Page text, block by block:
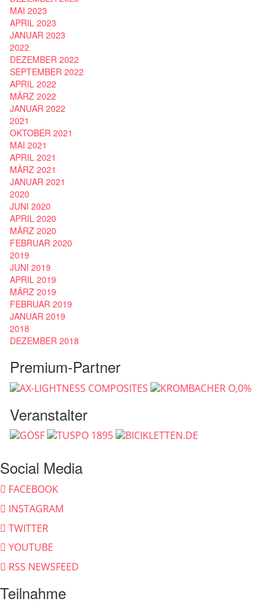
MAI 2023
APRIL 2023
JANUAR 2023
2022
DEZEMBER 2022
SEPTEMBER 2022
APRIL 2022
MÄRZ 2022
JANUAR 2022
2021
OKTOBER 2021
MAI 2021
APRIL 2021
MÄRZ 2021
JANUAR 2021
2020
JUNI 2020
APRIL 2020
MÄRZ 2020
FEBRUAR 2020
2019
JUNI 2019
APRIL 2019
MÄRZ 2019
FEBRUAR 2019
JANUAR 2019
2018
DEZEMBER 2018
Premium-Partner
Veranstalter
Social Media
FACEBOOK
INSTAGRAM
TWITTER
YOUTUBE
RSS NEWSFEED
Teilnahme